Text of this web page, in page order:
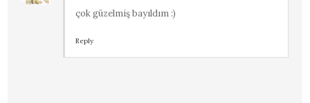
çok güzelmiş bayıldım :)
Reply